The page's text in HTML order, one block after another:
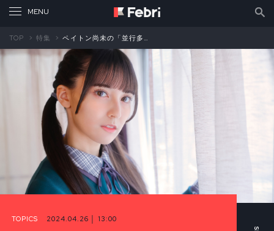
TOP 特集 ペイトン尚未の「並行多元ヒロインズ」第10回 物語の始まりは「上京ヒロイン」とともに（前編）
TOPICS 2024.04.26 │ 13:00